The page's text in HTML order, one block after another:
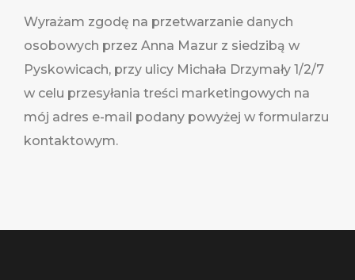
Wyrażam zgodę na przetwarzanie danych
osobowych przez Anna Mazur z siedzibą w
Pyskowicach, przy ulicy Michała Drzymały 1/2/7
w celu przesyłania treści marketingowych na
mój adres e-mail podany powyżej w formularzu
kontaktowym.